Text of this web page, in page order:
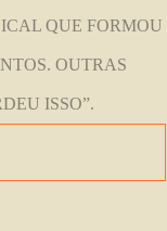
QUE FORMOU
OUTRAS
ISSO”.